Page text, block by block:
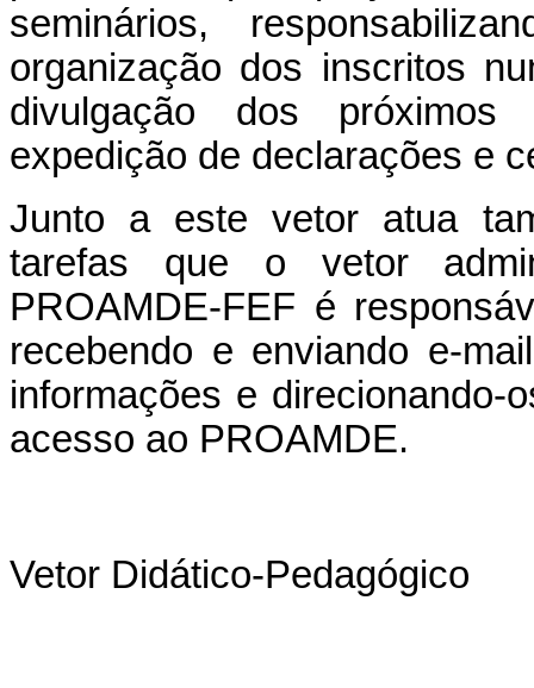
seminários,
organização dos inscritos
divulgação dos
expedição de declarações e
Junto a este vetor atua
tarefas que o vetor
PROAMDE-FEF é
recebendo e enviando e-
informações e direcionando-
acesso ao PROAMDE.
Vetor Didático-Pedagógico